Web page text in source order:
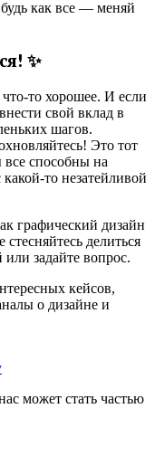
как все — меняй
✨
то хорошее. И если
свой вклад в
шагов.
Это тот
способны на
то незатейливой
графический дизайн
делиться
задайте вопрос.
кейсов,
о дизайне и
может стать частью